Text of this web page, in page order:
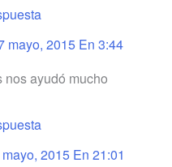
mayo, 2015 En 3:44
nos ayudó mucho
2015 En 21:01